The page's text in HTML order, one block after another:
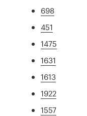
698
451
1475
1631
1613
1922
1557